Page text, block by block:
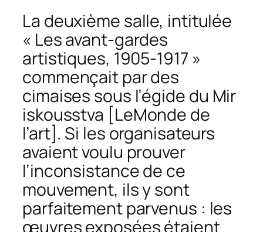
La deuxième salle, intitulée
« Les avant-gardes
artistiques, 1905-1917 »
commençait par des
cimaises sous l’égide du Mir
iskousstva [LeMonde de
l’art]. Si les organisateurs
avaient voulu prouver
l’inconsistance de ce
mouvement, ils y sont
parfaitement parvenus : les
œuvres exposées étaient